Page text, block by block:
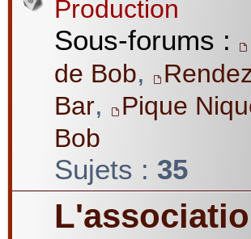
Production
Sous-forums :
de Bob,
Bar,
Pique
Bob
Sujets : 35